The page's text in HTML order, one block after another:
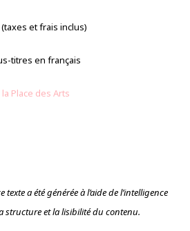
(taxes et frais inclus)
titres en français
Place des Arts
texte a été générée à l’aide de l’intelligence
structure et la lisibilité du contenu.